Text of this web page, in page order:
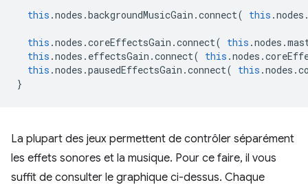
this .nodes .backgroundMusicGain .connect( this .nodes
this .nodes .coreEffectsGain .connect( this .nodes .
this .nodes . effectsGain .connect( this .nodes .
this .nodes .pausedEffectsGain .connect( this .nodes .
}
La plupart des jeux permettent de contrôler séparément
les effets sonores et la musique. Pour ce faire, il vous
suffit de consulter le graphique ci-dessus. Chaque